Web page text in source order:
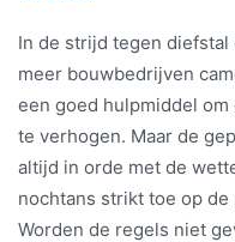
In de strijd tegen
meer bouwbedrijven
een goed hulpmiddel
te verhogen. Maar de
altijd in orde met de
nochtans strikt toe op
Worden de regels niet